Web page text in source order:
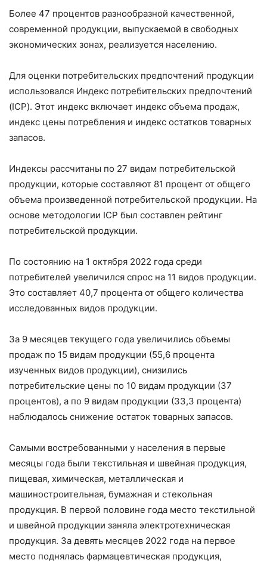
Более 47 процентов разнообразной качественной,
современной продукции, выпускаемой в свободных
экономических зонах, реализуется населению.
Для оценки потребительских предпочтений продукции
использовался Индекс потребительских предпочтений
(ICP). Этот индекс включает индекс объема продаж,
индекс цены потребления и индекс остатков товарных
запасов.
Индексы рассчитаны по 27 видам потребительской
продукции, которые составляют 81 процент от общего
объема произведенной потребительской продукции. На
основе методологии ICP был составлен рейтинг
потребительской продукции.
По состоянию на 1 октября 2022 года среди
потребителей увеличился спрос на 11 видов продукции.
Это составляет 40,7 процента от общего количества
исследованных видов продукции.
За 9 месяцев текущего года увеличились объемы
продаж по 15 видам продукции (55,6 процента
изученных видов продукции), снизились
потребительские цены по 10 видам продукции (37
процентов), а по 9 видам продукции (33,3 процента)
наблюдалось снижение остаток товарных запасов.
Самыми востребованными у населения в первые
месяцы года были текстильная и швейная продукция,
пищевая, химическая, металлическая и
машиностроительная, бумажная и стекольная
продукция. В первой половине года место текстильной
и швейной продукции заняла электротехническая
продукция. За девять месяцев 2022 года на первое
место поднялась фармацевтическая продукция,